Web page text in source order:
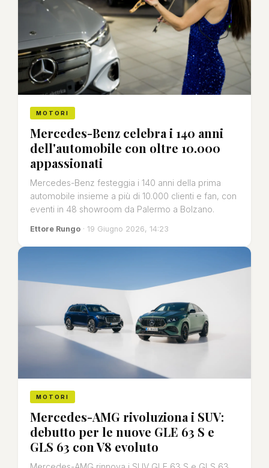
MOTORI
Mercedes-Benz celebra i 140 anni
dell'automobile con oltre 10.000
appassionati
Mercedes-Benz festeggia i 140 anni della prima
automobile insieme a più di 10.000 clienti e fan, con
eventi in 48 showroom da Palermo a Bolzano.
Ettore Rungo · 19 Giugno 2026, 14:23
MOTORI
Mercedes-AMG rivoluziona i SUV:
debutto per le nuove GLE 63 S e
GLS 63 con V8 evoluto